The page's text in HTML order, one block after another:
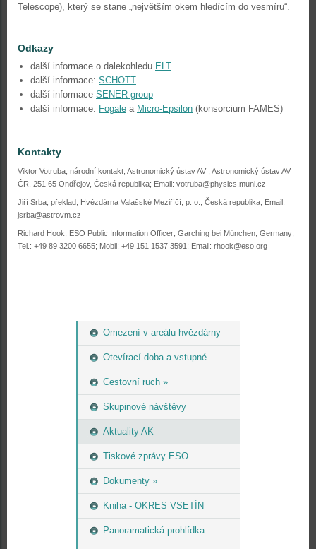
Omezení v areálu hvězdárny
Otevírací doba a vstupné
Cestovní ruch »
Skupinové návštěvy
Aktuality AK
Tiskové zprávy ESO
Dokumenty »
Kniha - OKRES VSETÍN
Panoramatická prohlídka
Telescope), který se stane „největším okem hledícím do vesmíru“.
Odkazy
další informace o dalekohledu ELT
další informace: SCHOTT
další informace SENER group
další informace: Fogale a Micro-Epsilon (konsorcium FAMES)
Kontakty
Viktor Votruba; národní kontakt; Astronomický ústav AV , Astronomický ústav AV
ČR, 251 65 Ondřejov, Česká republika; Email: votruba@physics.muni.cz
Jiří Srba; překlad; Hvězdárna Valašské Meziříčí, p. o., Česká republika; Email:
jsrba@astrovm.cz
Richard Hook; ESO Public Information Officer; Garching bei München, Germany;
Tel.: +49 89 3200 6655; Mobil: +49 151 1537 3591; Email: rhook@eso.org